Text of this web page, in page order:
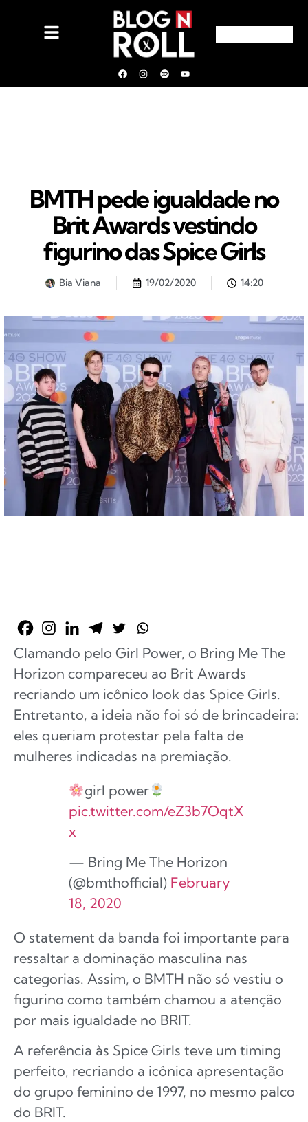
BMTH pede igualdade no
Brit Awards vestindo
figurino das Spice Girls
Bia Viana 19/02/2020 14:20
Clamando pelo Girl Power, o Bring Me The
Horizon compareceu ao Brit Awards
recriando um icônico look das Spice Girls.
Entretanto, a ideia não foi só de brincadeira:
eles queriam protestar pela falta de
mulheres indicadas na premiação.
girl power
pic.twitter.com/eZ3b7OqtX
x
— Bring Me The Horizon
(@bmthofficial) February
18, 2020
O statement da banda foi importante para
ressaltar a dominação masculina nas
categorias. Assim, o BMTH não só vestiu o
figurino como também chamou a atenção
por mais igualdade no BRIT.
A referência às Spice Girls teve um timing
perfeito, recriando a icônica apresentação
do grupo feminino de 1997, no mesmo palco
do BRIT.